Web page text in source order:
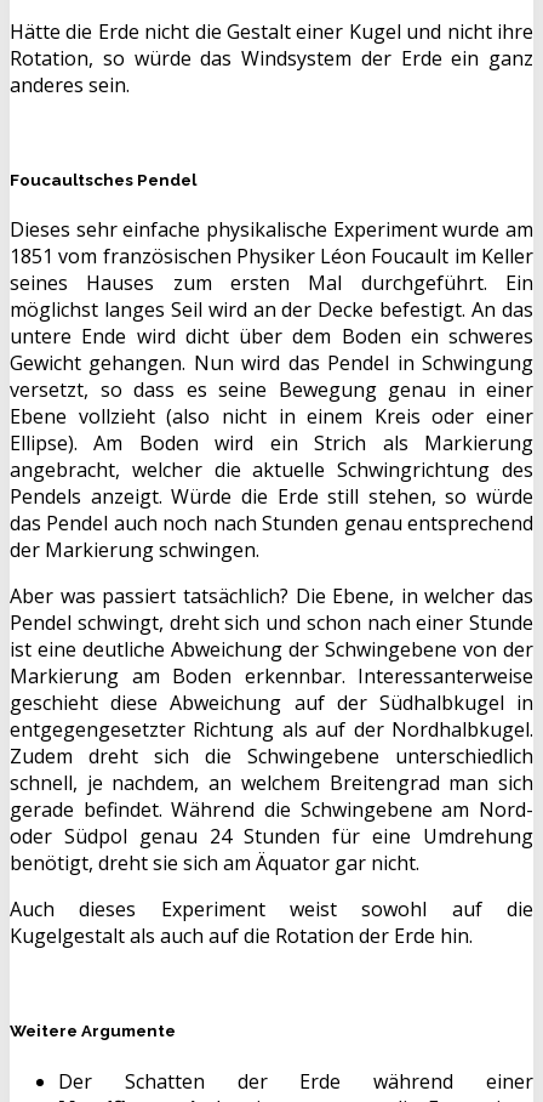
Hätte die Erde nicht die Gestalt einer Kugel und nicht ihre
Rotation, so würde das Windsystem der Erde ein ganz
anderes sein.
Foucaultsches Pendel
Dieses sehr einfache physikalische Experiment wurde am
1851 vom französischen Physiker Léon Foucault im Keller
seines Hauses zum ersten Mal durchgeführt. Ein
möglichst langes Seil wird an der Decke befestigt. An das
untere Ende wird dicht über dem Boden ein schweres
Gewicht gehangen. Nun wird das Pendel in Schwingung
versetzt, so dass es seine Bewegung genau in einer
Ebene vollzieht (also nicht in einem Kreis oder einer
Ellipse). Am Boden wird ein Strich als Markierung
angebracht, welcher die aktuelle Schwingrichtung des
Pendels anzeigt. Würde die Erde still stehen, so würde
das Pendel auch noch nach Stunden genau entsprechend
der Markierung schwingen.
Aber was passiert tatsächlich? Die Ebene, in welcher das
Pendel schwingt, dreht sich und schon nach einer Stunde
ist eine deutliche Abweichung der Schwingebene von der
Markierung am Boden erkennbar. Interessanterweise
geschieht diese Abweichung auf der Südhalbkugel in
entgegengesetzter Richtung als auf der Nordhalbkugel.
Zudem dreht sich die Schwingebene unterschiedlich
schnell, je nachdem, an welchem Breitengrad man sich
gerade befindet. Während die Schwingebene am Nord-
oder Südpol genau 24 Stunden für eine Umdrehung
benötigt, dreht sie sich am Äquator gar nicht.
Auch dieses Experiment weist sowohl auf die
Kugelgestalt als auch auf die Rotation der Erde hin.
Weitere Argumente
Der Schatten der Erde während einer